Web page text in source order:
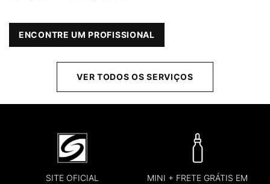
ENCONTRE UM PROFISSIONAL
VER TODOS OS SERVIÇOS
SITE OFICIAL
MINI + FRETE GRÁTIS EM